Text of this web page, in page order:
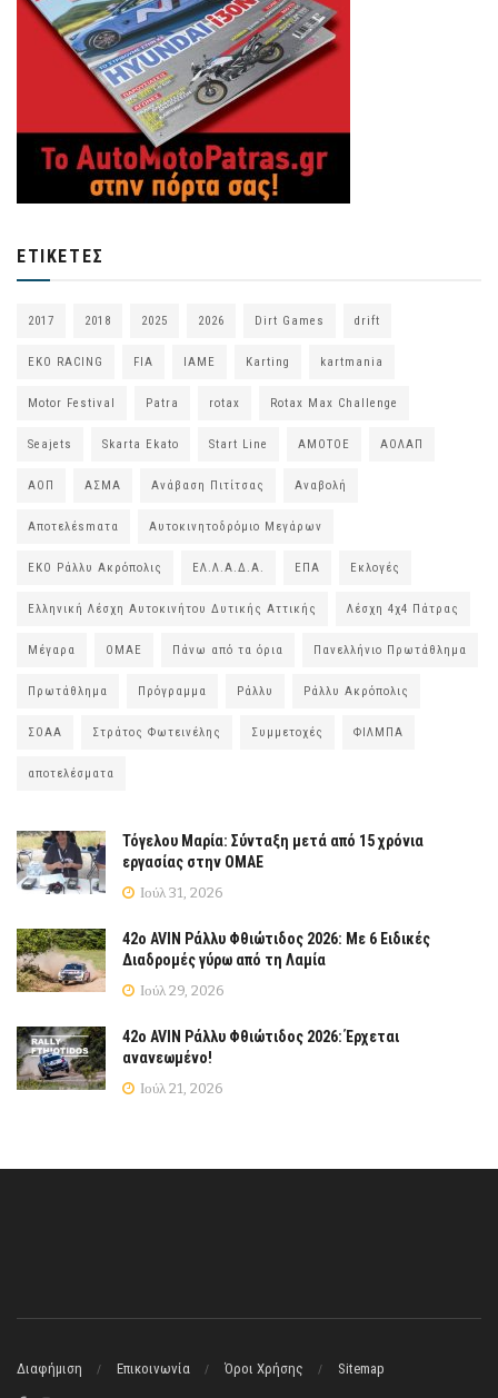
ΕΤΙΚΈΤΕΣ
2017 2018 2025 2026 Dirt Games drift
EKO RACING FIA IAME Karting kartmania
Motor Festival Patra rotax Rotax Max Challenge
Seajets Skarta Ekato Start Line ΑΜΟΤΟΕ ΑΟΛΑΠ
ΑΟΠ ΑΣΜΑ Ανάβαση Πιτίτσας Αναβολή
Αποτελέsmατα Αυτοκινητοδρόμιο Μεγάρων
ΕΚΟ Ράλλυ Ακρόπολις ΕΛ.Λ.Α.Δ.Α. ΕΠΑ Εκλογές
Ελληνική Λέσχη Αυτοκινήτου Δυτικής Αττικής Λέσχη 4χ4 Πάτρας
Μέγαρα ΟΜΑΕ Πάνω από τα όρια Πανελλήνιο Πρωτάθλημα
Πρωτάθλημα Πρόγραμμα Ράλλυ Ράλλυ Ακρόπολις
ΣΟΑΑ Στράτος Φωτεινέλης Συμμετοχές ΦΙΛΜΠΑ
αποτελέσματα
Τόγελου Μαρία: Σύνταξη μετά από 15 χρόνια
εργασίας στην ΟΜΑΕ
Ιούλ 31, 2026
42ο AVIN Ράλλυ Φθιώτιδος 2026: Με 6 Ειδικές
Διαδρομές γύρω από τη Λαμία
Ιούλ 29, 2026
42ο AVIN Ράλλυ Φθιώτιδος 2026: Έρχεται
ανανεωμένο!
Ιούλ 21, 2026
Διαφήμιση Επικοινωνία Όροι Χρήσης Sitemap